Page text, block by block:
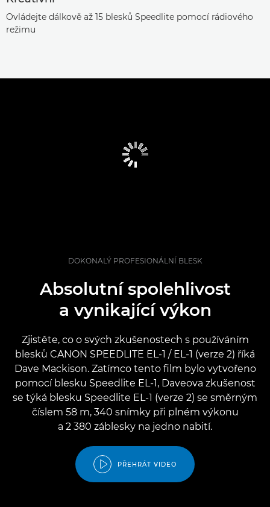
Ovládejte dálkově až 15 blesků Speedlite pomocí rádiového
režimu
DOKONALÝ PROFESIONÁLNÍ BLESK
Absolutní spolehlivost
a vynikající výkon
Zjistěte, co o svých zkušenostech s používáním
blesků CANON SPEEDLITE EL-1 / EL-1 (verze 2) říká
Dave Mackison. Zatímco tento film bylo vytvořeno
pomocí blesku Speedlite EL-1, Daveova zkušenost
se týká blesku Speedlite EL-1 (verze 2) se směrným
číslem 58 m, 340 snímky při plném výkonu
a 2 380 záblesky na jedno nabití.
PŘEHRÁT VIDEO